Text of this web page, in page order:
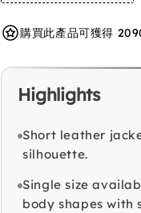
購買此產品可獲得
Highlights
Short leather
silhouette.
Single size
body shapes with